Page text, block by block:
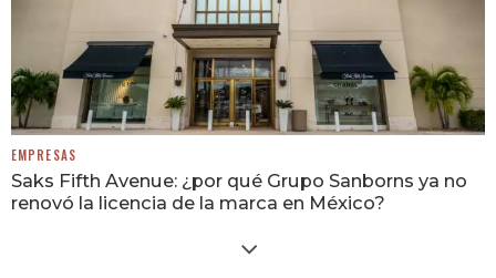
EMPRESAS
Saks Fifth Avenue: ¿por qué Grupo Sanborns ya no
renovó la licencia de la marca en México?